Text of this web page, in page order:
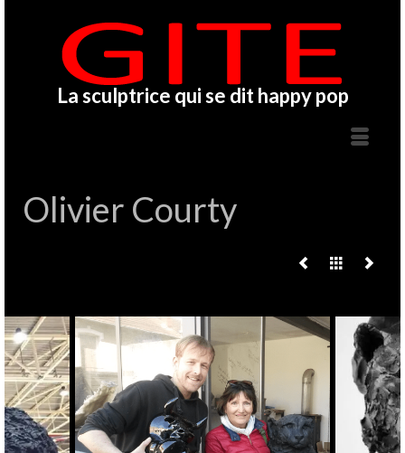
La sculptrice qui se dit happy pop
Olivier Courty